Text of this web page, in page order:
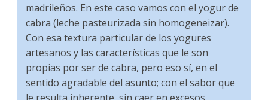
madrileños. En este caso vamos con el yogur de
cabra (leche pasteurizada sin homogeneizar).
Con esa textura particular de los yogures
artesanos y las características que le son
propias por ser de cabra, pero eso sí, en el
sentido agradable del asunto; con el sabor que